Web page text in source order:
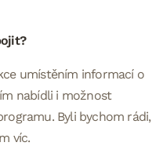
umístěním informací o
nabídli i možnost
Byli bychom rádi,
víc.